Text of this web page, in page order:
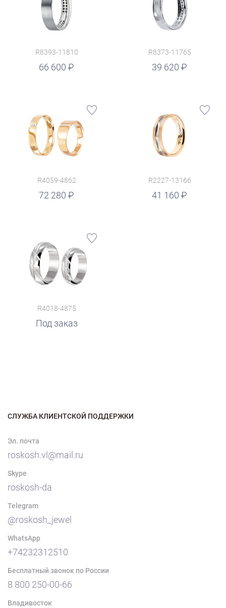
R8393-11810
66 600
R8373-11765
39 620
R4059-4862
72 280
R2227-13166
41 160
R4018-4875
Под заказ
СЛУЖБА КЛИЕНТСКОЙ ПОДДЕРЖКИ
Эл. почта
roskosh.vl@mail.ru
Skype
roskosh-da
Telegram
@roskosh_jewel
WhatsApp
+74232312510
Бесплатный звонок по России
8 800 250-00-66
Владивосток